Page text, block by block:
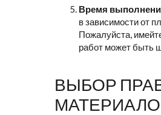
Время
в зависимости от
Пожалуйста,
работ может быть
ВЫБОР